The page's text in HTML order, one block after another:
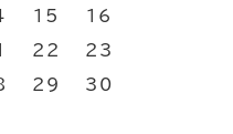
15 16
22 23
29 30